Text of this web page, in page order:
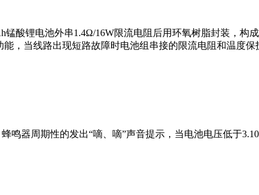
锰酸锂电池外串1.4Ω/16W限流电阻后用环氧树脂封装，构
，当线路出现短路故障时电池组串接的限流电阻和温度
≥10 h
鸣器周期性的发出“嘀、嘀”声音提示，当电池电压低于